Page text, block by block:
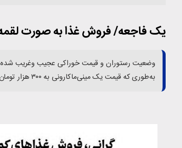
یک فاجعه/ فروش غذا به صورت لقمه‌ای/ یک
وضعیت رستوران و قیمت خوراکی عجیب وغریب شده
به‌طوری که قیمت یک مینی‌ماکارونی به ۳۰۰ هزار تومان رسیده است.